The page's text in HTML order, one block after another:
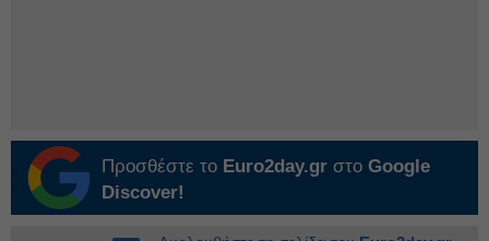
Προσθέστε το Euro2day.gr στο Google
Discover!